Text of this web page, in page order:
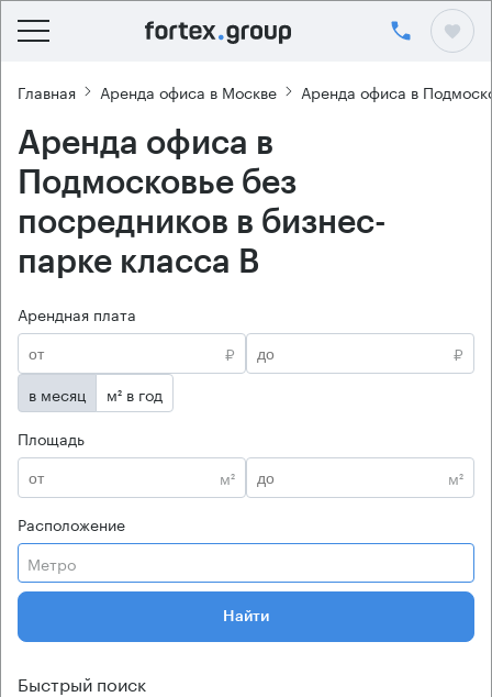
Главная Аренда офиса в Москве Аренда офиса в
Аренда офиса в
Подмосковье без
посредников в бизнес-
парке класса B
Арендная плата
₽
₽
в месяц
м² в год
Площадь
м²
м²
Расположение
Метро
Найти
Быстрый поиск